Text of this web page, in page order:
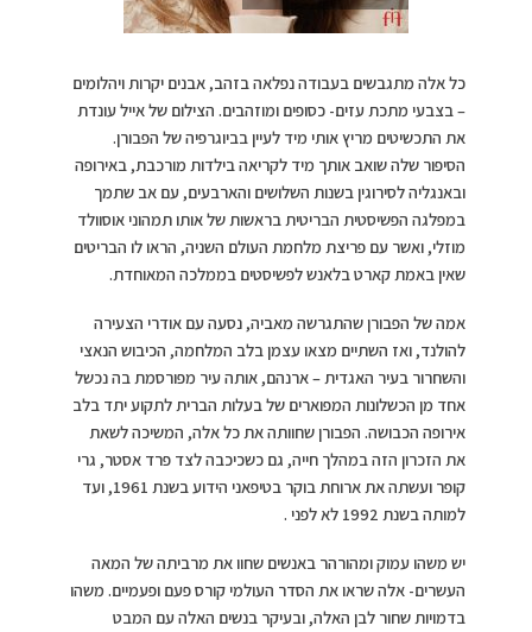
כל אלה מתגבשים בעבודה נפלאה בזהב, אבנים יקרות ויהלומים
– בצבעי מתכת עזים- כסופים ומוזהבים. הצילום של אייל עונדת
את התכשיטים מריץ אותי מיד לעיין בביוגרפיה של הפבורן.
הסיפור שלה שואב אותך מיד לקריאה בילדות מורכבת, באירופה
ובאנגליה לסירוגין בשנות השלושים והארבעים, עם אב שתמך
במפלגה הפשיסטית הבריטית בראשות של אותו תמהוני אוסוולד
מוזלי, ואשר עם פריצת מלחמת העולם השניה, הראו לו הבריטים
שאין באמת קארט בלאנש לפשיסטים בממלכה המאוחדת.
אמה של הפבורן שהתגרשה מאביה, נסעה עם אודרי הצעירה
להולנד, ואז השתיים מצאו עצמן בלב המלחמה, הכיבוש הנאצי
והשחרור בעיר האגדית – ארנהם, אותה עיר מפורסמת בה נכשל
אחד מן הכשלונות המפוארים של בעלות הברית לתקוע יתד בלב
אירופה הכבושה. הפבורן שחוותה את כל אלה, המשיכה לשאת
את הזכרון הזה במהלך חייה, גם כשכיכבה לצד פרד אסטר, גרי
קופר ועשתה את ארוחת בוקר בטיפאני הידוע בשנת 1961, ועד
למותה בשנת 1992 לא לפני .
יש משהו עמוק ומהורהר באנשים שחוו את מרביתה של המאה
העשרים- אלה שראו את הסדר העולמי קורס פעם ופעמיים. משהו
בדמויות שחור לבן האלה, ובעיקר בנשים האלה עם המבט